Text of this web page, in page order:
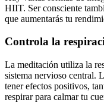
HIIT. Ser consciente
que aumentarás tu
Controla la
La meditación utiliza la
sistema nervioso central.
tener efectos positivos,
respirar para calmar tu